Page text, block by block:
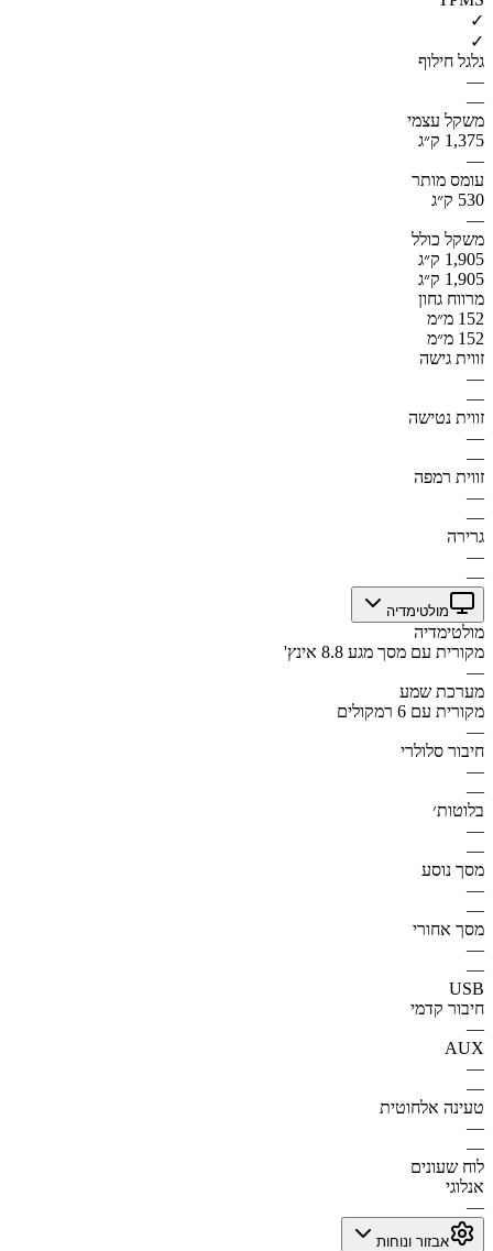
✓
✓
גלגל חילוף
—
—
משקל עצמי
1,375 ק״ג
—
עומס מותר
530 ק״ג
—
משקל כולל
1,905 ק״ג
1,905 ק״ג
מרווח גחון
152 מ״מ
152 מ״מ
זווית גישה
—
—
זווית נטישה
—
—
זווית רמפה
—
—
גרירה
—
—
מולטימדיה
מולטימדיה
מקורית עם מסך מגע 8.8 אינץ'
—
מערכת שמע
מקורית עם 6 רמקולים
—
חיבור סלולרי
—
—
בלוטות׳
—
—
מסך נוסע
—
—
מסך אחורי
—
—
USB
חיבור קדמי
—
AUX
—
—
טעינה אלחוטית
—
—
לוח שעונים
אנלוגי
—
אבזור ונוחות